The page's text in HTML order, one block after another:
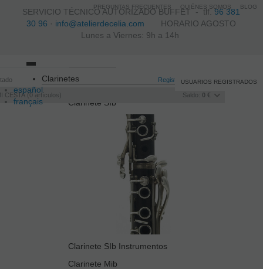
SERVICIO TÉCNICO AUTORIZADO BUFFET -tlf.96 381
30 96 · info@atelierdecelia.com HORARIO AGOSTO
Lunes a Viernes: 9h a 14h
español
français
Registro /Iniciar sesión
CESTA 0 artículos Saldo: 0 €
USUARIOS REGISTRADOS
navigation
Clarinetes
Clarinete SIb
Clarinete SIb Instrumentos
Clarinete Mib
PREGUNTAS FRECUENTES QUIÉNES SOMOS BLOG